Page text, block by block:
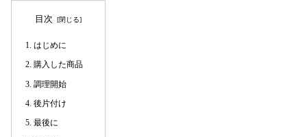
目次
はじめに
購入した商品
調理開始
後片付け
最後に